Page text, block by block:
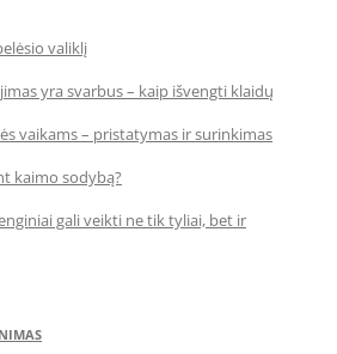
valiklį
yra svarbus – kaip išvengti klaidų
vaikams – pristatymas ir surinkimas
kaimo sodybą?
gali veikti ne tik tyliai, bet ir